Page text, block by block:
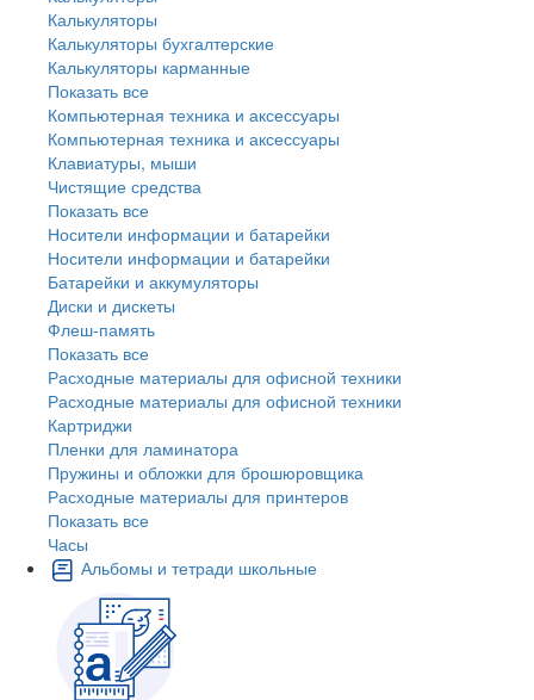
Калькуляторы
Калькуляторы бухгалтерские
Калькуляторы карманные
Показать все
Компьютерная техника и аксессуары
Компьютерная техника и аксессуары
Клавиатуры, мыши
Чистящие средства
Показать все
Носители информации и батарейки
Носители информации и батарейки
Батарейки и аккумуляторы
Диски и дискеты
Флеш-память
Показать все
Расходные материалы для офисной техники
Расходные материалы для офисной техники
Картриджи
Пленки для ламинатора
Пружины и обложки для брошюровщика
Расходные материалы для принтеров
Показать все
Часы
Альбомы и тетради школьные